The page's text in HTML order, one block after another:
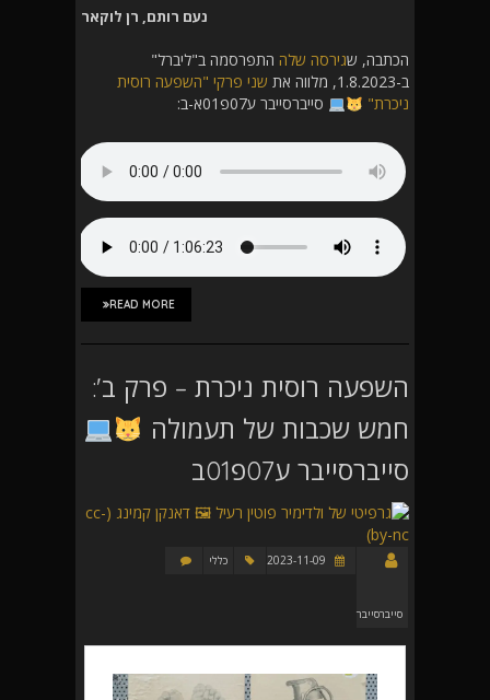
נעם רותם, רן לוקאר
הכתבה, שגירסה שלה התפרסמה ב"ליברל"
ב-1.8.2023, מלווה את
שני פרקי "השפעה רוסית
ניכרת"
סייברסייבר ע07פ01א-ב:
READ MORE
השפעה רוסית ניכרת – פרק ב':
חמש שכבות של תעמולה
סייברסייבר ע07פ01ב
סייברסייבר
כללי